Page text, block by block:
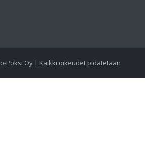
Poksi Oy | Kaikki oikeudet pidätetään